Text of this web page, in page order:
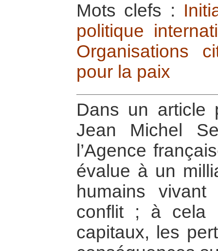
Mots clefs :
politique
Organisations
pour la paix
Dans un article
Jean Michel
l’Agence
évalue à un
humains
conflit ; à cela
capitaux, les